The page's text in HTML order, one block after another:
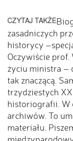
CZYTAJ TAKŻE
zasadniczych
historycy
Oczywiście prof.
życiu ministra –
tak znaczącą.
trzydziestych
historiografii. W
archiwów. To
materiału.